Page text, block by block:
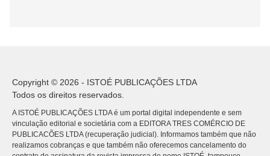
Copyright © 2026 - ISTOÉ PUBLICAÇÕES LTDA
Todos os direitos reservados.
A ISTOÉ PUBLICAÇÕES LTDA é um portal digital independente e sem
vinculação editorial e societária com a EDITORA TRES COMÉRCIO DE
PUBLICACÕES LTDA (recuperação judicial). Informamos também que não
realizamos cobranças e que também não oferecemos cancelamento do